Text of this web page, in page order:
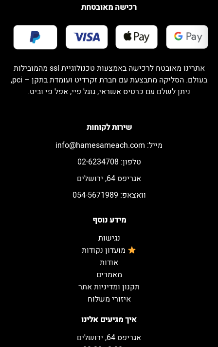
איך מגיעים אלינו
אגריפס 64, ירושלים
מידע נוסף
נגישות
מועדון נקודות
אודות
מאמרים
תקנון ומדיניות אתר
איזורי משלוח
שירות לקוחות
מייל: info@hamesameach.com
טלפון: 02-6234708
אגריפס 64, ירושלים
וואצאפ: 054-5671989
רכישה מאובטחת
אתרינו מאובטח לרכישה באמצעות טכנולוגיית ssl מהמובילות
בעולם. הסליקה מתבצעת עם חברת זקרדיט ועומדת בתקן – pci,
ניתן לשלם עם כרטיס אשראי, גוגל פיי, אפל פי וביט.